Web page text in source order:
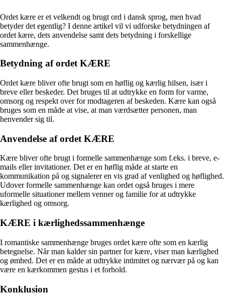
Ordet kære er et velkendt og brugt ord i dansk sprog, men hvad
betyder det egentlig? I denne artikel vil vi udforske betydningen af
ordet kære, dets anvendelse samt dets betydning i forskellige
sammenhænge.
Betydning af ordet KÆRE
Ordet kære bliver ofte brugt som en høflig og kærlig hilsen, især i
breve eller beskeder. Det bruges til at udtrykke en form for varme,
omsorg og respekt over for modtageren af beskeden. Kære kan også
bruges som en måde at vise, at man værdsætter personen, man
henvender sig til.
Anvendelse af ordet KÆRE
Kære bliver ofte brugt i formelle sammenhænge som f.eks. i breve, e-
mails eller invitationer. Det er en høflig måde at starte en
kommunikation på og signalerer en vis grad af venlighed og høflighed.
Udover formelle sammenhænge kan ordet også bruges i mere
uformelle situationer mellem venner og familie for at udtrykke
kærlighed og omsorg.
KÆRE i kærlighedssammenhænge
I romantiske sammenhænge bruges ordet kære ofte som en kærlig
betegnelse. Når man kalder sin partner for kære, viser man kærlighed
og ømhed. Det er en måde at udtrykke intimitet og nærvær på og kan
være en kærkommen gestus i et forhold.
Konklusion